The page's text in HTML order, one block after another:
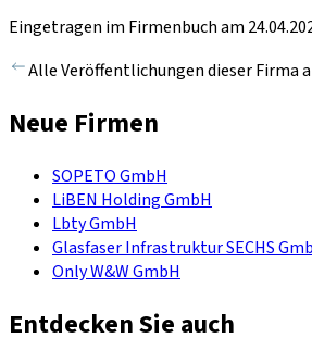
Eingetragen im Firmenbuch am
Alle Veröffentlichungen dieser Firma
Neue Firmen
SOPETO GmbH
LiBEN Holding GmbH
Lbty GmbH
Glasfaser Infrastruktur SECHS
Only W&W GmbH
Entdecken Sie auch